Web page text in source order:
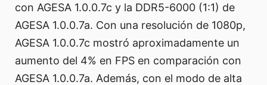
con AGESA 1.0.0.7c y la DDR5-6000 (1:1) de
AGESA 1.0.0.7a. Con una resolución de 1080p,
AGESA 1.0.0.7c mostró aproximadamente un
aumento del 4% en FPS en comparación con
AGESA 1.0.0.7a. Además, con el modo de alta